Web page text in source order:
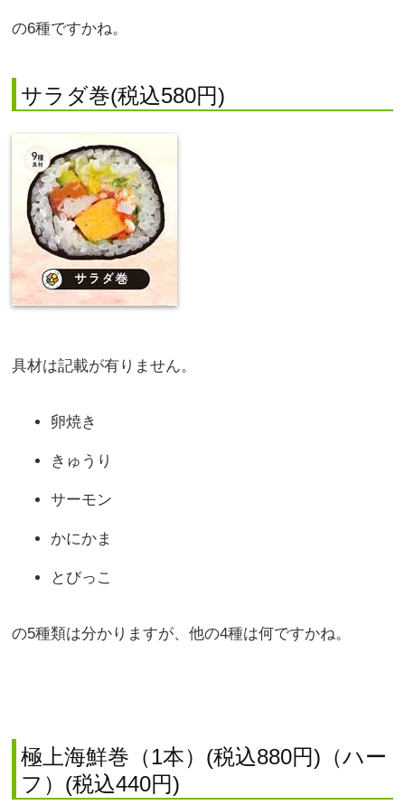
の6種ですかね。
サラダ巻(税込580円)
具材は記載が有りません。
卵焼き
きゅうり
サーモン
かにかま
とびっこ
の5種類は分かりますが、他の4種は何ですかね。
極上海鮮巻（1本）(税込880円)（ハー
フ）(税込440円)